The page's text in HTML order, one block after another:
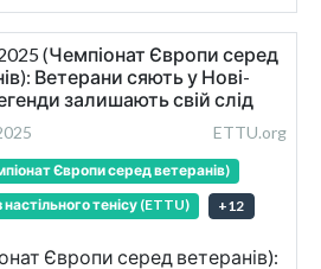
(Чемпіонат Європи серед
Ветерани сяють у Нові-
залишають свій слід
ETTU.org
Європи серед ветеранів)
тенісу (ETTU)
+12
Європи серед ветеранів):